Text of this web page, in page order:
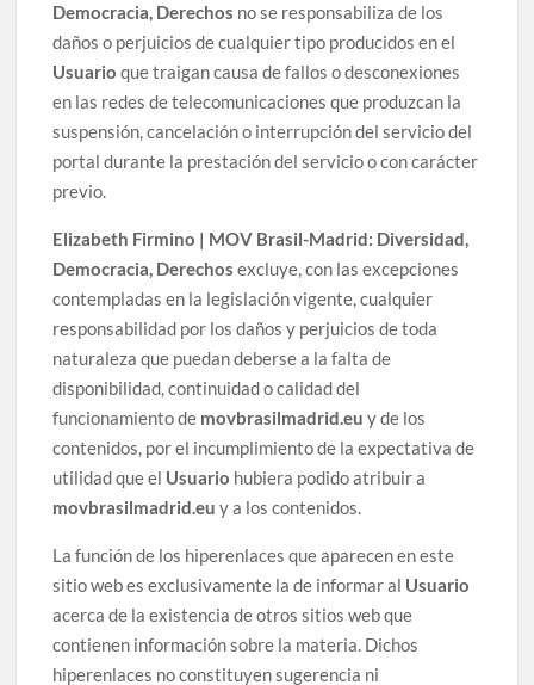
Democracia, Derechos no se responsabiliza de los
daños o perjuicios de cualquier tipo producidos en el
Usuario que traigan causa de fallos o desconexiones
en las redes de telecomunicaciones que produzcan la
suspensión, cancelación o interrupción del servicio del
portal durante la prestación del servicio o con carácter
previo.
Elizabeth Firmino | MOV Brasil-Madrid: Diversidad,
Democracia, Derechos excluye, con las excepciones
contempladas en la legislación vigente, cualquier
responsabilidad por los daños y perjuicios de toda
naturaleza que puedan deberse a la falta de
disponibilidad, continuidad o calidad del
funcionamiento de movbrasilmadrid.eu y de los
contenidos, por el incumplimiento de la expectativa de
utilidad que el Usuario hubiera podido atribuir a
movbrasilmadrid.eu y a los contenidos.
La función de los hiperenlaces que aparecen en este
sitio web es exclusivamente la de informar al Usuario
acerca de la existencia de otros sitios web que
contienen información sobre la materia. Dichos
hiperenlaces no constituyen sugerencia ni